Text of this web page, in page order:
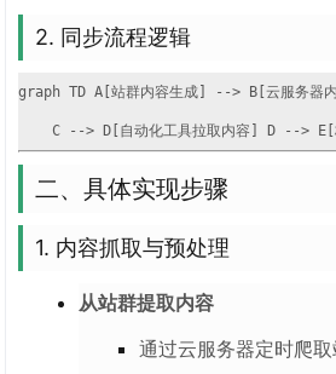
2. 同步流程逻辑
graph TD A[站群内容生成] --> B[云服务器
C --> D[自动化工具拉取内容] D --> E[
二、具体实现步骤
1. 内容抓取与预处理
从站群提取内容
通过云服务器定时爬